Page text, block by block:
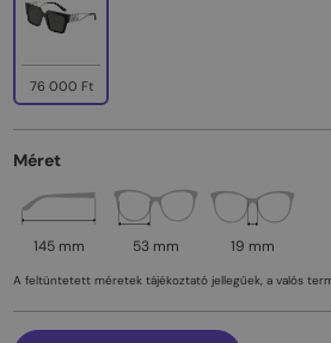
76 000 Ft
Méret
145 mm 53 mm 19 mm
A feltüntetett méretek tájékoztató jellegűek, a valós